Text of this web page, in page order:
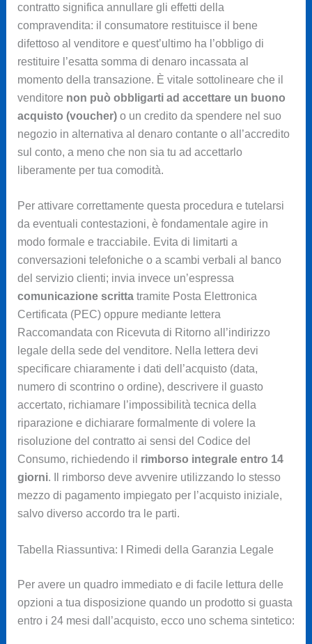
contratto significa annullare gli effetti della
compravendita: il consumatore restituisce il bene
difettoso al venditore e quest’ultimo ha l’obbligo di
restituire l’esatta somma di denaro incassata al
momento della transazione. È vitale sottolineare che il
venditore non può obbligarti ad accettare un buono
acquisto (voucher)o un credito da spendere nel suo
negozio in alternativa al denaro contante o all’accredito
sul conto, a meno che non sia tu ad accettarlo
liberamente per tua comodità.
Per attivare correttamente questa procedura e tutelarsi
da eventuali contestazioni, è fondamentale agire in
modo formale e tracciabile. Evita di limitarti a
conversazioni telefoniche o a scambi verbali al banco
del servizio clienti; invia invece un’espressa
comunicazione scrittatramite Posta Elettronica
Certificata (PEC) oppure mediante lettera
Raccomandata con Ricevuta di Ritorno all’indirizzo
legale della sede del venditore. Nella lettera devi
specificare chiaramente i dati dell’acquisto (data,
numero di scontrino o ordine), descrivere il guasto
accertato, richiamare l’impossibilità tecnica della
riparazione e dichiarare formalmente di volere la
risoluzione del contratto ai sensi del Codice del
Consumo, richiedendo il rimborso integrale entro 14
giorni. Il rimborso deve avvenire utilizzando lo stesso
mezzo di pagamento impiegato per l’acquisto iniziale,
salvo diverso accordo tra le parti.
Tabella Riassuntiva: I Rimedi della Garanzia Legale
Per avere un quadro immediato e di facile lettura delle
opzioni a tua disposizione quando un prodotto si guasta
entro i 24 mesi dall’acquisto, ecco uno schema sintetico: